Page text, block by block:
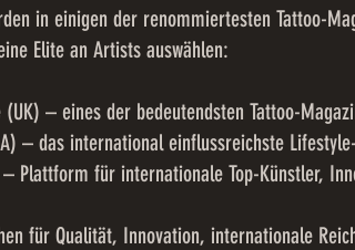
in einigen der renommiertesten Tattoo-
Elite an Artists auswählen:
(UK) – eines der bedeutendsten Tattoo-
– das international einflussreichste
– Plattform für internationale Top-Künstler,
für Qualität, Innovation, internationale